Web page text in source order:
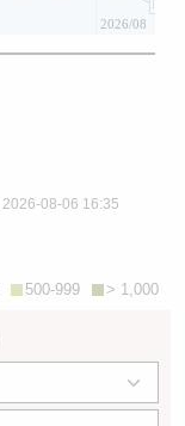
2026/08
2026-08-06 16:35
> 1,000
500-999